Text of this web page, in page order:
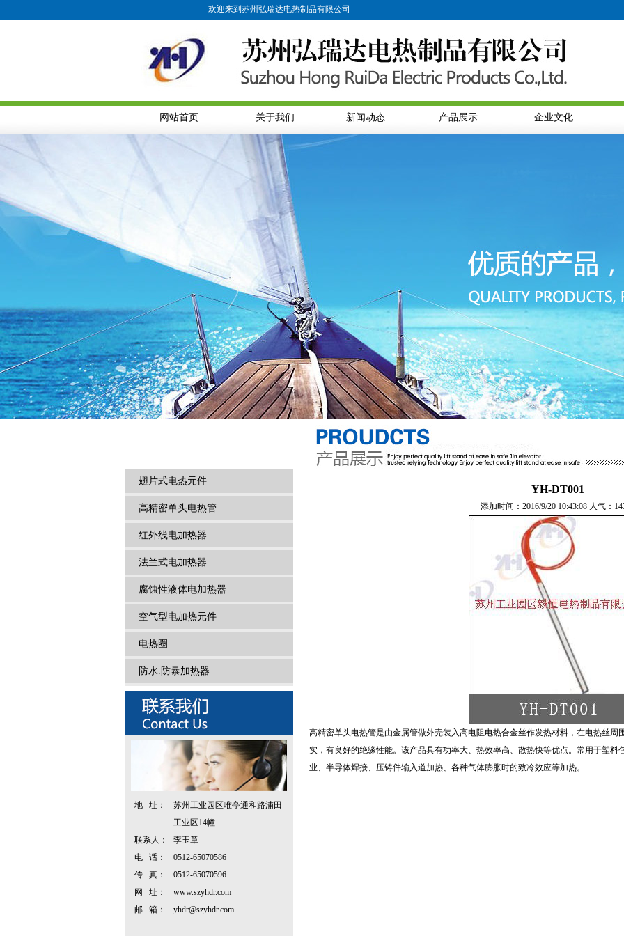
欢迎来到苏州弘瑞达电热制品有限公司
网站首页 关于我们 新闻动态 产品展示 企业文化
翅片式电热元件
高精密单头电热管
红外线电加热器
法兰式电加热器
腐蚀性液体电加热器
空气型电加热元件
电热圈
防水.防暴加热器
地 址：
苏州工业园区唯亭通和路浦田
工业区14幢
联系人：
李玉章
电 话：
0512-65070586
传 真：
0512-65070596
网 址：
www.szyhdr.com
邮 箱：
yhdr@szyhdr.com
YH-DT001
添加时间：2016/9/20 10:43:08 人气：
高精密单头电热管是由金属管做外壳装入高电阻电热合金丝作发热材料，在电热丝
实，有良好的绝缘性能。该产品具有功率大、热效率高、散热快等优点。常用于塑料
业、半导体焊接、压铸件输入道加热、各种气体膨胀时的致冷效应等加热。